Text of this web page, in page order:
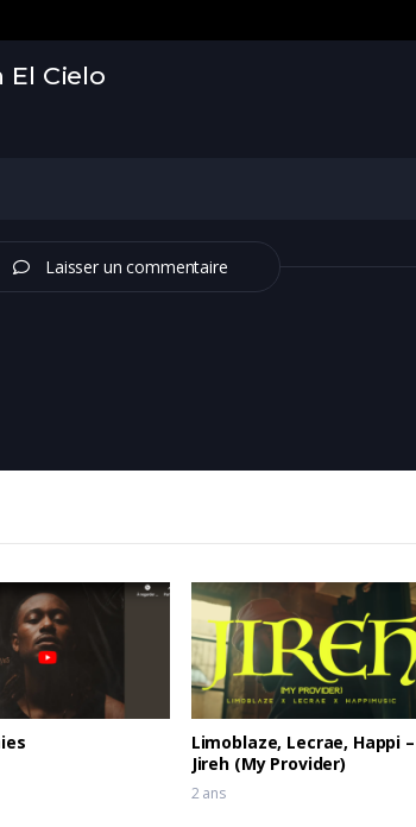
El Cielo
Laisser un commentaire
Limoblaze, Lecrae, Happi –
Jireh (My Provider)
2 ans